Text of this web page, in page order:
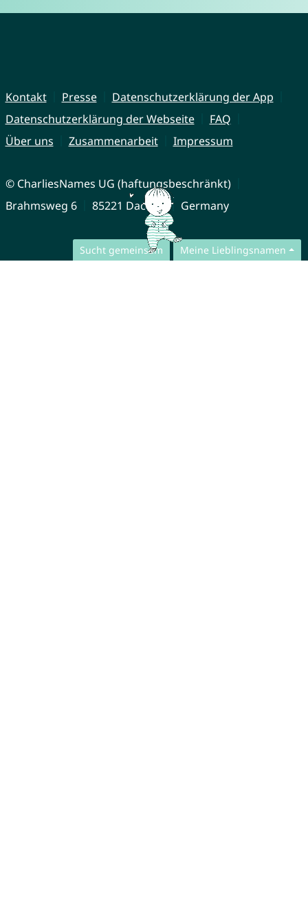
Sucht gemeinsam Meine Lieblingsnamen
Kontakt Presse
Datenschutzerklärung der App
Datenschutzerklärung der Webseite
FAQ
Über uns
Zusammenarbeit Impressum
© CharliesNames UG (haftungsbeschränkt)
Brahmsweg 6
85221 Dachau Germany